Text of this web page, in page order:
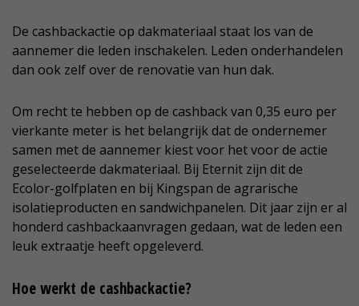
De cashbackactie op dakmateriaal staat los van de
aannemer die leden inschakelen. Leden onderhandelen
dan ook zelf over de renovatie van hun dak.
Om recht te hebben op de cashback van 0,35 euro per
vierkante meter is het belangrijk dat de ondernemer
samen met de aannemer kiest voor het voor de actie
geselecteerde dakmateriaal. Bij Eternit zijn dit de
Ecolor-golfplaten en bij Kingspan de agrarische
isolatieproducten en sandwichpanelen. Dit jaar zijn er al
honderd cashbackaanvragen gedaan, wat de leden een
leuk extraatje heeft opgeleverd.
Hoe werkt de cashbackactie?